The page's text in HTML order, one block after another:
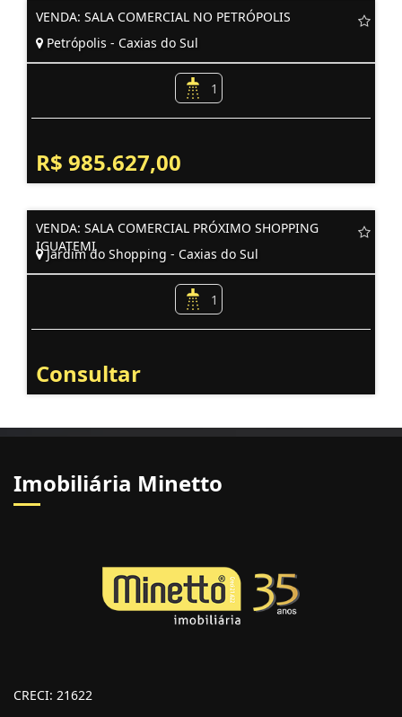
VENDA: SALA COMERCIAL NO PETRÓPOLIS
Petrópolis - Caxias do Sul
1
R$ 985.627,00
VENDA: SALA COMERCIAL PRÓXIMO SHOPPING
IGUATEMI
Jardim do Shopping - Caxias do Sul
1
Consultar
Imobiliária Minetto
CRECI: 21622